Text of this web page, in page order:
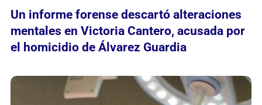
Un informe forense descartó alteraciones
mentales en Victoria Cantero, acusada por
el homicidio de Álvarez Guardia